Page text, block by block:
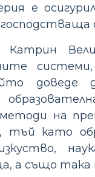
е
Катрин
доведе
на
тъй като
изкуство,
а също така